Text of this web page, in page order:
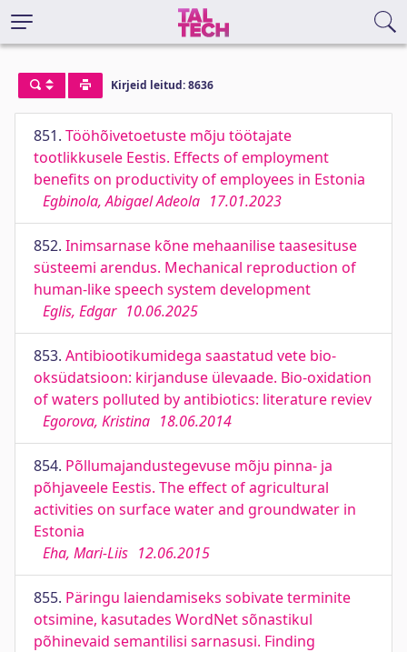
Kirjeid leitud: 8636
851. Tööhõivetoetuste mõju töötajate
tootlikkusele Eestis. Effects of employment
benefits on productivity of employees in Estonia
Egbinola, Abigael Adeola 17.01.2023
852. Inimsarnase kõne mehaanilise taasesituse
süsteemi arendus. Mechanical reproduction of
human-like speech system development
Eglis, Edgar 10.06.2025
853. Antibiootikumidega saastatud vete bio-
oksüdatsioon: kirjanduse ülevaade. Bio-oxidation
of waters polluted by antibiotics: literature reviev
Egorova, Kristina 18.06.2014
854. Põllumajandustegevuse mõju pinna- ja
põhjaveele Eestis. The effect of agricultural
activities on surface water and groundwater in
Estonia
Eha, Mari-Liis 12.06.2015
855. Päringu laiendamiseks sobivate terminite
otsimine, kasutades WordNet sõnastikul
põhinevaid semantilisi sarnasusi. Finding